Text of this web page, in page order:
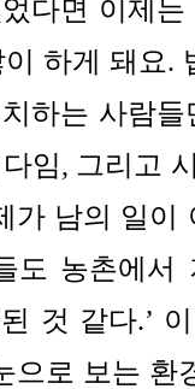
다면 이제
하게 돼요.
하는 사람
임, 그리고
가 남의 일이
도 농촌에서
것 같다.’
으로 보는 환